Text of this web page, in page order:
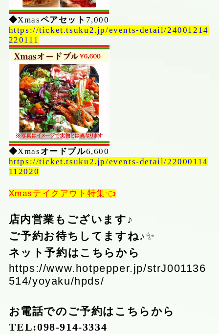
◆Xmasペアセット 7,000
https://ticket.tsuku2.jp/events-detail/24001214
220111
◆Xmas オードブル6,600
https://ticket.tsuku2.jp/events-detail/22000114
112020
Xmasテイクアウト特集👈
店内営業もございます♪
ご予約お待ちしてますね♪✨
ネット予約はこちらから
https://www.hotpepper.jp/strJ001136
514/yoyaku/hpds/
お電話でのご予約はこちらから
TEL:098-914-3334